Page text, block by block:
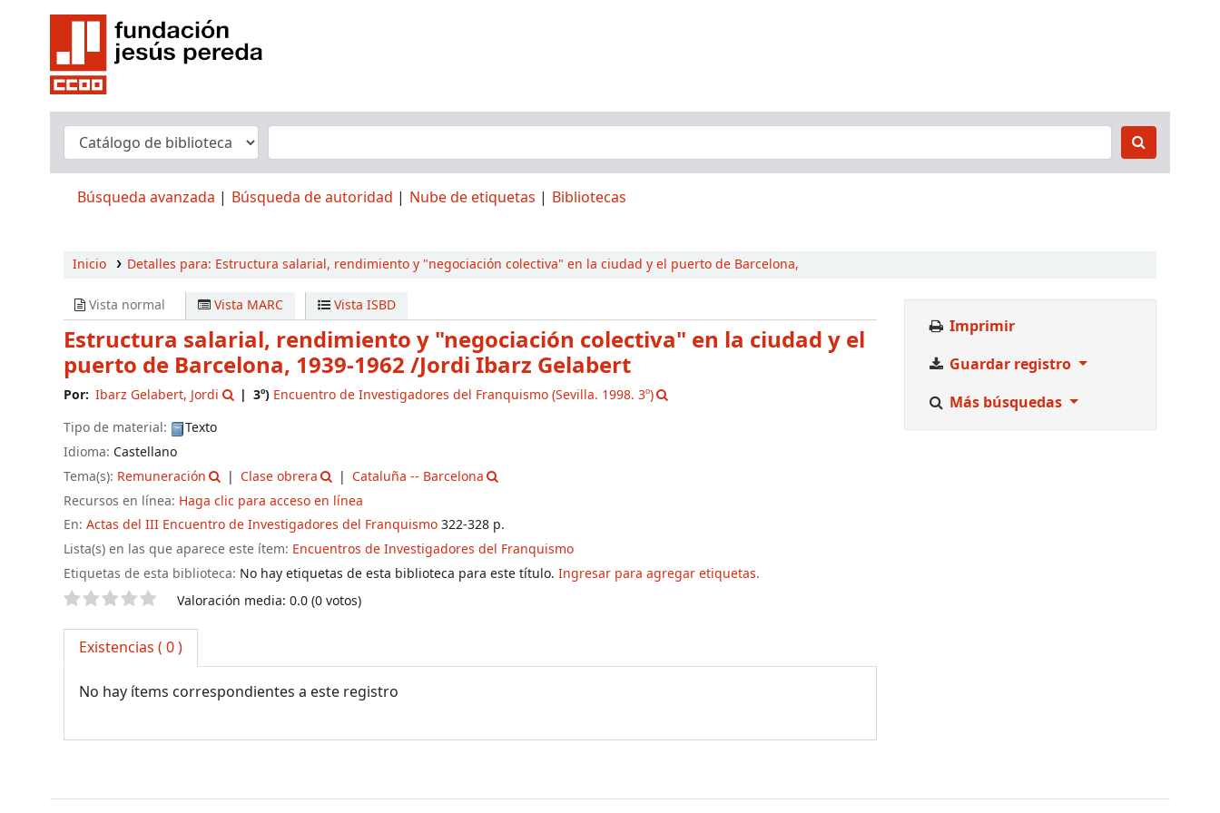
Búsqueda avanzada Búsqueda de autoridad Nube de etiquetas Bibliotecas
Inicio Detalles para: Estructura salarial, rendimiento y "negociación colectiva" en la ciudad y el puerto de Barcelona,
Vista normal Vista MARC Vista ISBD
Estructura salarial, rendimiento y "negociación colectiva" en la ciudad y el
puerto de Barcelona, 1939-1962/Jordi Ibarz Gelabert
Por: Ibarz Gelabert, Jordi 3º) Encuentro de Investigadores del Franquismo(Sevilla. 1998. 3º)
Tipo de material:
Texto
Idioma: Castellano
Tema(s): Remuneración Clase obrera
Cataluña -- Barcelona
Recursos en línea: Haga clic para acceso en línea
En: Actas del III Encuentro de Investigadores del Franquismo322-328 p.
Lista(s) en las que aparece este ítem: Encuentros de Investigadores del Franquismo
Etiquetas de esta biblioteca: No hay etiquetas de esta biblioteca para este título. Ingresar para agregar etiquetas.
Valoración Valoración media: 0.0 (0 votos)
Existencias ( 0 )
No hay ítems correspondientes a este registro
Imprimir
Guardar registro
Más búsquedas